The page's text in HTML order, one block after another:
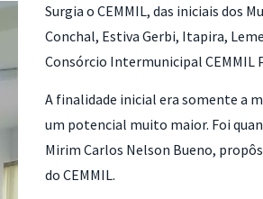
Surgia o CEMMIL, das iniciais dos
Conchal, Estiva Gerbi, Itapira,
Consórcio Intermunicipal CEMMIL
A finalidade inicial era somente a
um potencial muito maior. Foi
Mirim Carlos Nelson Bueno,
do CEMMIL.